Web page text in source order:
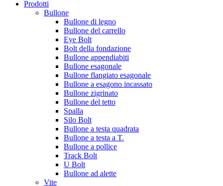
Prodotti
Bullone
Bullone di legno
Bullone del carrello
Eye Bolt
Bolt della fondazione
Bullone appendiabiti
Bullone esagonale
Bullone flangiato esagonale
Bullone a esagono incassato
Bullone zigrinato
Bullone del tetto
Spalla
Silo Bolt
Bullone a testa quadrata
Bullone a testa a T.
Bullone a pollice
Track Bolt
U Bolt
Bullone ad alette
Vite